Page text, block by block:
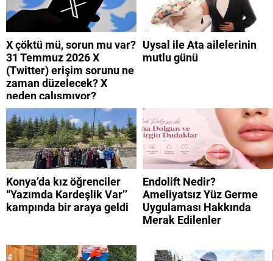
X çöktü mü, sorun mu var?
31 Temmuz 2026 X
(Twitter) erişim sorunu ne
zaman düzelecek? X
neden çalışmıyor?
Uysal ile Ata ailelerinin
mutlu günü
Konya’da kız öğrenciler
“Yazımda Kardeşlik Var’’
kampında bir araya geldi
Endolift Nedir?
Ameliyatsız Yüz Germe
Uygulaması Hakkında
Merak Edilenler